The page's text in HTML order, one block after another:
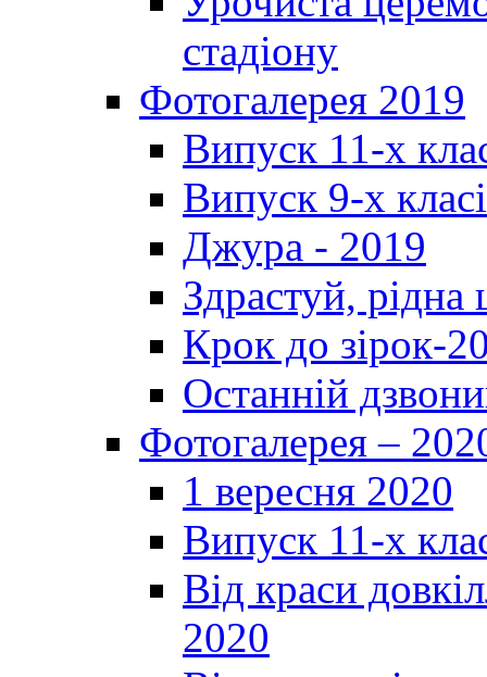
стадіону
Фотогалерея 2019
Випуск 11-х
Випуск 9-х
Джура - 2019
Здрастуй,
Крок до зірок-
Останній
Фотогалерея –
1 вересня 2020
Випуск 11-х
Від краси
2020